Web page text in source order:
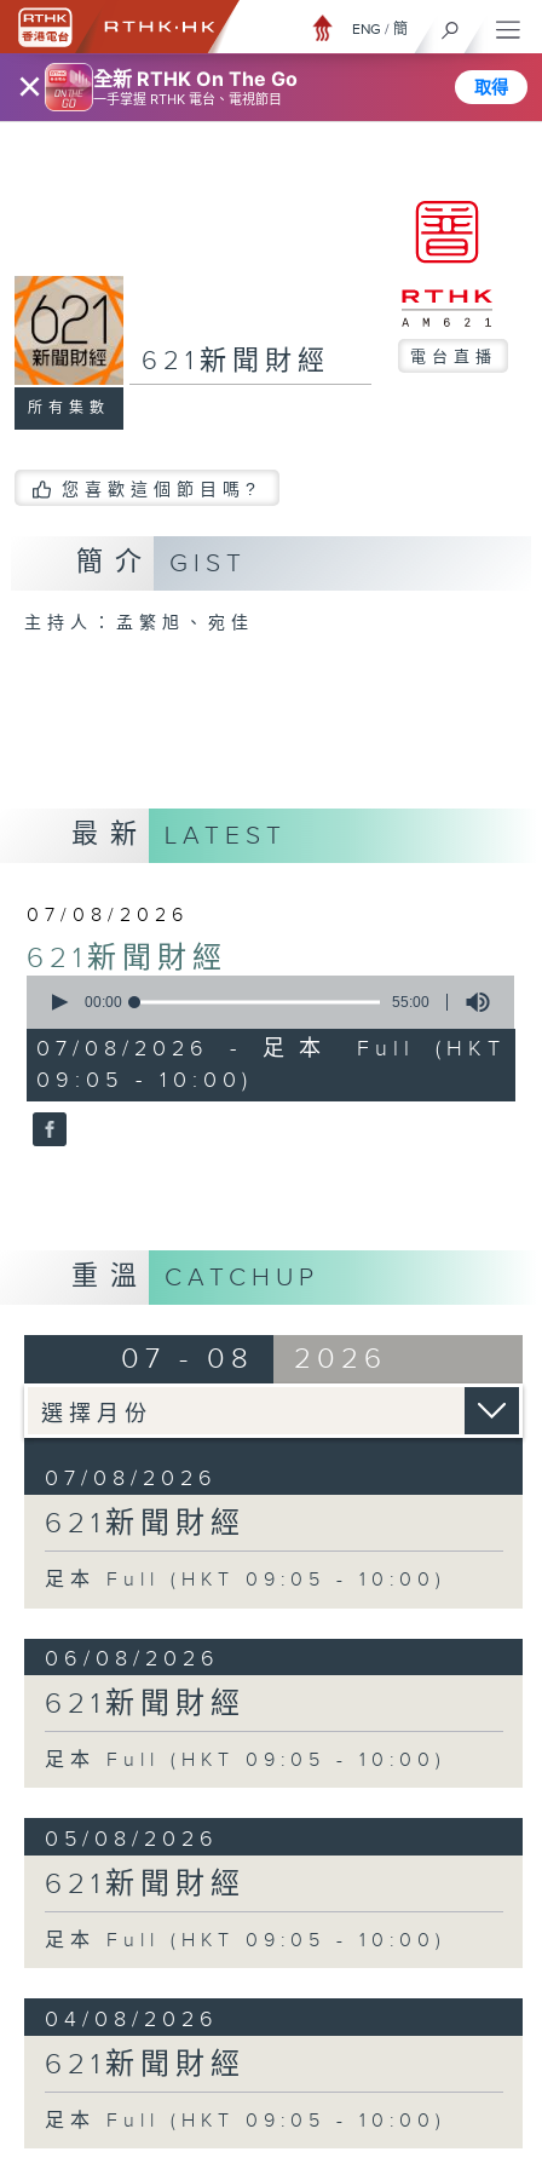
× 全新 RTHK On The Go
一手掌握 RTHK 電台、電視節目
取得
ENG / 簡
所有集數
621新聞財經 電台直播
您喜歡這個節目嗎?
簡介 GIST
主持人：孟繁旭、宛佳
最新 LATEST
07/08/2026
621新聞財經
seconds
55
minutes,
0
seconds
00:00 55:00
07/08/2026 - 足本 Full (HKT
09:05 - 10:00)
重溫 CATCHUP
07 - 08 2026
07/08/2026
621新聞財經
足本 Full (HKT 09:05 - 10:00)
06/08/2026
621新聞財經
足本 Full (HKT 09:05 - 10:00)
05/08/2026
621新聞財經
足本 Full (HKT 09:05 - 10:00)
04/08/2026
621新聞財經
足本 Full (HKT 09:05 - 10:00)